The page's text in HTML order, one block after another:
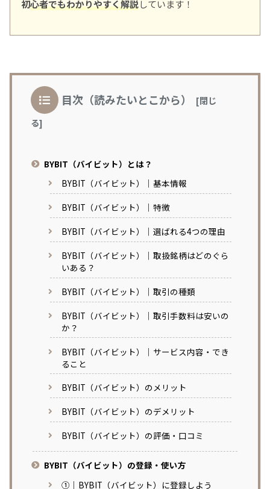
初心者でもわかりやすく解説しています！
目次（読みたいとこから）
BYBIT（バイビット）とは？
BYBIT（バイビット）｜基本情報
BYBIT（バイビット）｜特徴
BYBIT（バイビット）｜選ばれる4つの理由
BYBIT（バイビット）｜取扱銘柄はどのぐら
いある？
BYBIT（バイビット）｜取引の種類
BYBIT（バイビット）｜取引手数料は安いの
か？
BYBIT（バイビット）｜サービス内容・でき
ること
BYBIT（バイビット）のメリット
BYBIT（バイビット）のデメリット
BYBIT（バイビット）の評価・口コミ
BYBIT（バイビット）の登録・使い方
①｜BYBIT（バイビット）に登録しよう